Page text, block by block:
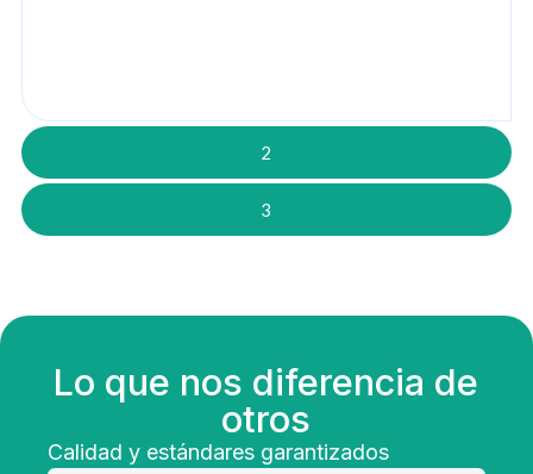
2
3
Lo que nos diferencia de
otros
Calidad y estándares garantizados